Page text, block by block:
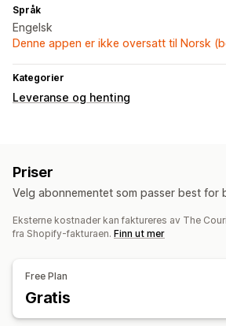
Språk
Engelsk
Denne appen er ikke oversatt til Norsk
Kategorier
Leveranse og henting
Fraktetiketter
Sporing av bestilling
Priser
Velg abonnementet som passer best for
Eksterne kostnader kan faktureres av The
fra Shopify-fakturaen. Finn ut mer
Free Plan
Gratis